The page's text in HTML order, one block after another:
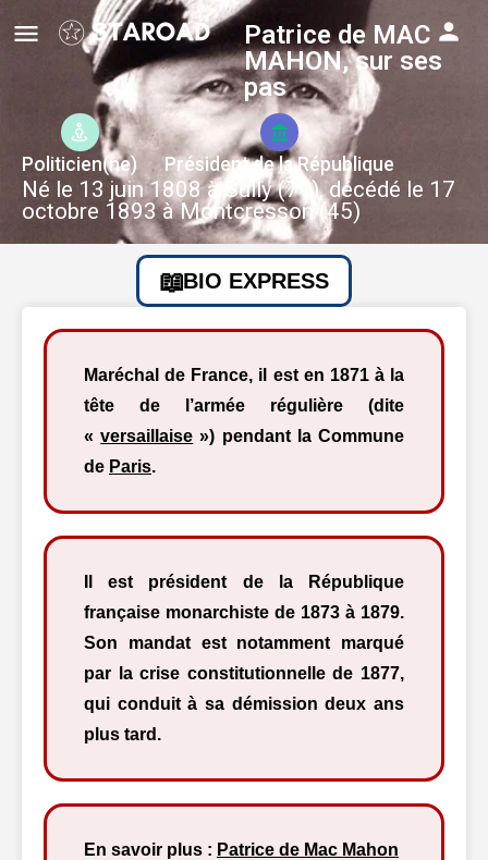
Patrice de MAC
MAHON, sur ses
pas
Politicien(ne) Président de la République
Né le 13 juin 1808 à Sully (71), décédé le 17
octobre 1893 à Montcresson (45)
BIO EXPRESS
Maréchal de France, il est en 1871 à la
tête de l’armée régulière (dite
«versaillaise ») pendant la Commune
de Paris.
Il est président de la République
française monarchiste de 1873 à 1879.
Son mandat est notamment marqué
par la crise constitutionnelle de 1877,
qui conduit à sa démission deux ans
plus tard.
En savoir plus : Patrice de Mac Mahon